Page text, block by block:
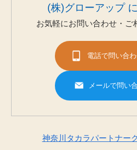
(株)グローアップ
お気軽にお問い合わせ・ご
電話で問い合
メールで問い
神奈川タカラパートナー